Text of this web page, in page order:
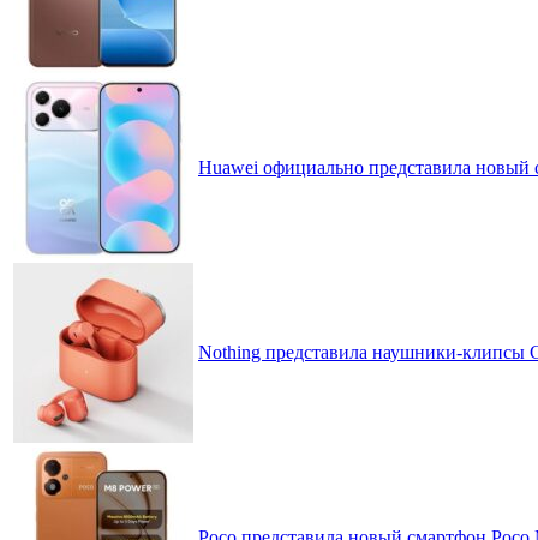
Huawei официально представила
Nothing представила наушники-клипсы